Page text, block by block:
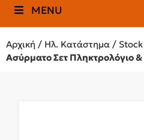
MENU
Αρχική / Ηλ. Κατάστημα /
Ασύρματο Σετ Πληκτρολόγιο &